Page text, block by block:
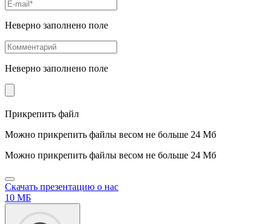
Неверно заполнено поле
Неверно заполнено поле
Прикрепить файл
Можно прикрепить файлы весом не больше 24 Мб
Можно прикрепить файлы весом не больше 24 Мб
Скачать презентацию о нас
10 МБ